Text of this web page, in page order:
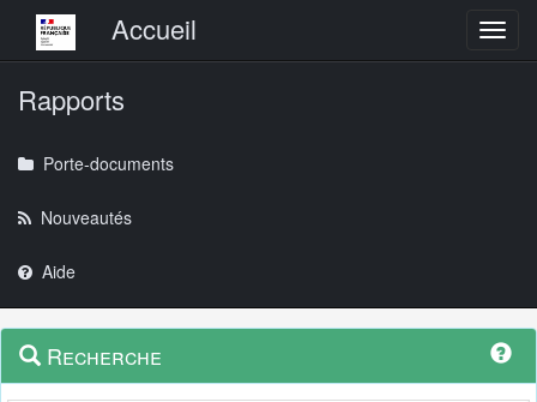
Menu principalAccueil
Rapports
Porte-documents
Nouveautés
Aide
Navigation
outils
Menu
contextuel
Recherche